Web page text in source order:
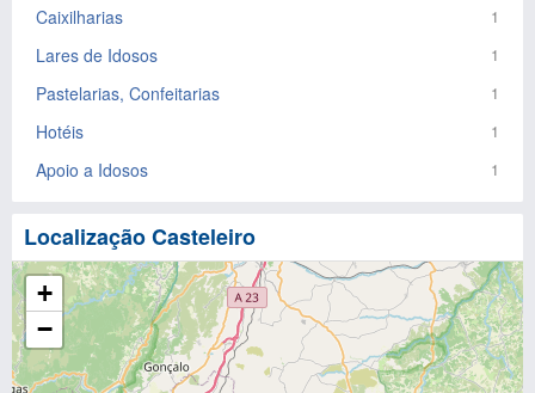
Caixilharias 1
Lares de Idosos 1
Pastelarias, Confeitarias 1
Hotéis 1
Apoio a Idosos 1
Localização Casteleiro
+
−